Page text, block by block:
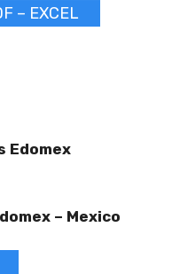
– EXCEL
Edomex
– Mexico